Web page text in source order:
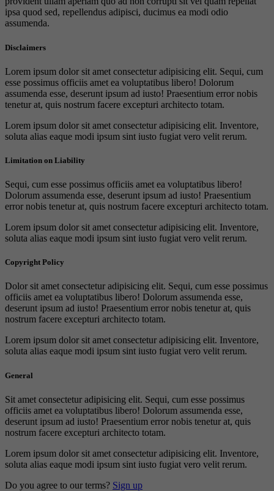
ipsa quod sed, repellendus adipisci, ducimus ea modi odio
assumenda.
Disclaimers
Lorem ipsum dolor sit amet consectetur adipisicing elit. Sequi, cum
esse possimus officiis amet ea voluptatibus libero! Dolorum
assumenda esse, deserunt ipsum ad iusto! Praesentium error nobis
tenetur at, quis nostrum facere excepturi architecto totam.
Lorem ipsum dolor sit amet consectetur adipisicing elit. Inventore,
soluta alias eaque modi ipsum sint iusto fugiat vero velit rerum.
Limitation on Liability
Sequi, cum esse possimus officiis amet ea voluptatibus libero!
Dolorum assumenda esse, deserunt ipsum ad iusto! Praesentium
error nobis tenetur at, quis nostrum facere excepturi architecto totam.
Lorem ipsum dolor sit amet consectetur adipisicing elit. Inventore,
soluta alias eaque modi ipsum sint iusto fugiat vero velit rerum.
Copyright Policy
Dolor sit amet consectetur adipisicing elit. Sequi, cum esse possimus
officiis amet ea voluptatibus libero! Dolorum assumenda esse,
deserunt ipsum ad iusto! Praesentium error nobis tenetur at, quis
nostrum facere excepturi architecto totam.
Lorem ipsum dolor sit amet consectetur adipisicing elit. Inventore,
soluta alias eaque modi ipsum sint iusto fugiat vero velit rerum.
General
Sit amet consectetur adipisicing elit. Sequi, cum esse possimus
officiis amet ea voluptatibus libero! Dolorum assumenda esse,
deserunt ipsum ad iusto! Praesentium error nobis tenetur at, quis
nostrum facere excepturi architecto totam.
Lorem ipsum dolor sit amet consectetur adipisicing elit. Inventore,
soluta alias eaque modi ipsum sint iusto fugiat vero velit rerum.
Do you agree to our terms? Sign up